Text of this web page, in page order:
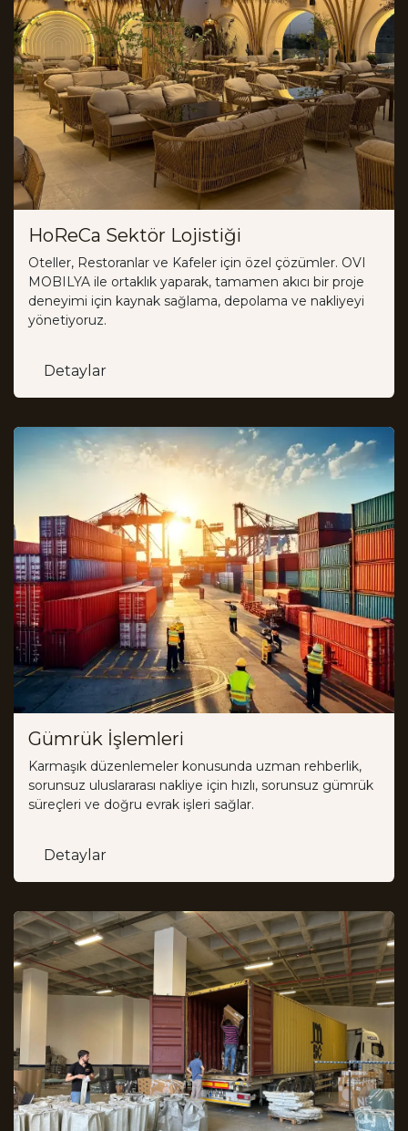
HoReCa Sektör Lojistiği
Oteller, Restoranlar ve Kafeler için özel çözümler. OVI
MOBILYA ile ortaklık yaparak, tamamen akıcı bir proje
deneyimi için kaynak sağlama, depolama ve nakliyeyi
yönetiyoruz.
Detaylar
Gümrük İşlemleri
Karmaşık düzenlemeler konusunda uzman rehberlik,
sorunsuz uluslararası nakliye için hızlı, sorunsuz gümrük
süreçleri ve doğru evrak işleri sağlar.
Detaylar